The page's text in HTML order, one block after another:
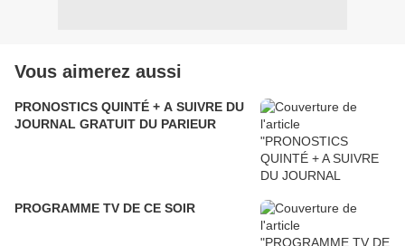
Vous aimerez aussi
PRONOSTICS QUINTÉ + A SUIVRE DU
JOURNAL GRATUIT DU PARIEUR
PROGRAMME TV DE CE SOIR